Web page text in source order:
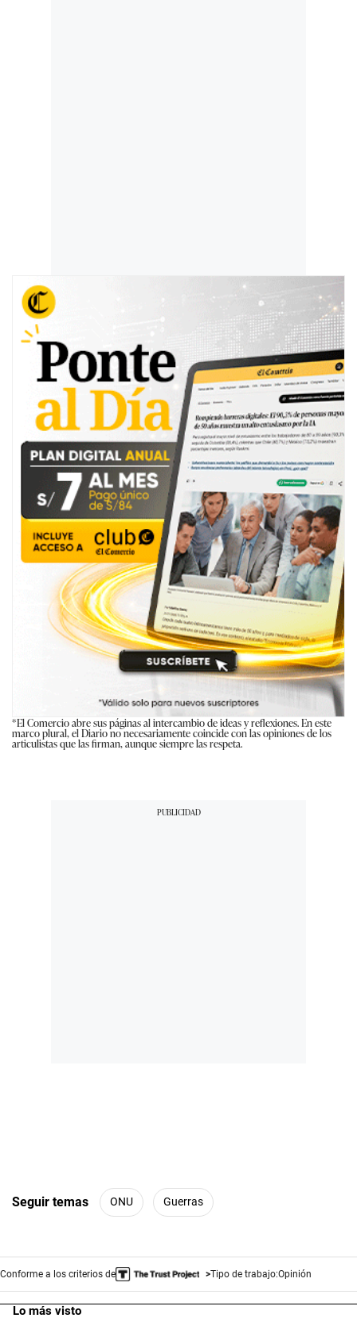
*El Comercio abre sus páginas al intercambio de ideas y reflexiones. En este
marco plural, el Diario no necesariamente coincide con las opiniones de los
articulistas que las firman, aunque siempre las respeta.
Seguir temas ONU Guerras
Conforme a los criterios de Tipo de trabajo:Opinión
Lo más visto